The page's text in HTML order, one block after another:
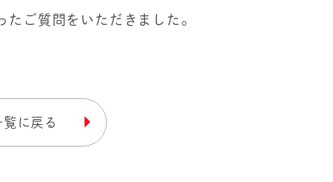
ご質問をいただきました。
に戻る